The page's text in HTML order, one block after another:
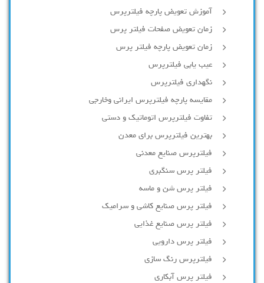
آموزش تعویض پارچه فیلترپرس
زمان تعویض صفحات فیلتر پرس
زمان تعویض پارچه فیلتر پرس
عیب یابی فیلترپرس
نگهداری فیلترپرس
مقایسه پارچه فیلترپرس ایرانی وخارجی
تفاوت فیلترپرس اتوماتیک و دستی
بهترین فیلترپرس برای معدن
فیلترپرس صنایع معدنی
فیلتر پرس سنگبری
فیلتر پرس شن و ماسه
فیلتر پرس صنایع کاشی و سرامیک
فیلتر پرس صنایع غذایی
فیلتر پرس دارویی
فیلترپرس رنگ سازی
فیلتر پرس آبکاری